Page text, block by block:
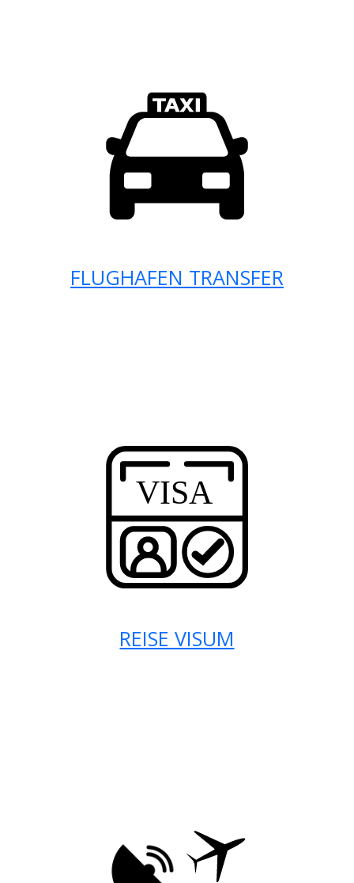
FLUGHAFEN TRANSFER
REISE VISUM